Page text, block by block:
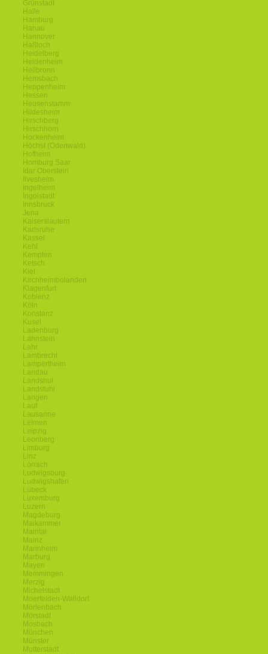
Grünstadt
Halle
Hamburg
Hanau
Hannover
Haßloch
Heidelberg
Heidenheim
Heilbronn
Hemsbach
Heppenheim
Hessen
Heusenstamm
Hildesheim
Hirschberg
Hirschhorn
Hockenheim
Höchst (Odenwald)
Hofheim
Homburg Saar
Idar Oberstein
Ilvesheim
Ingelheim
Ingolstadt
Innsbruck
Jena
Kaiserslautern
Karlsruhe
Kassel
Kehl
Kempten
Ketsch
Kiel
Kirchheimbolanden
Klagenfurt
Koblenz
Köln
Konstanz
Kusel
Ladenburg
Lahnstein
Lahr
Lambrecht
Lampertheim
Landau
Landshut
Landstuhl
Langen
Lauf
Lausanne
Leimen
Leipzig
Leonberg
Limburg
Linz
Lörrach
Ludwigsburg
Ludwigshafen
Lübeck
Luxemburg
Luzern
Magdeburg
Maikammer
Maintal
Mainz
Mannheim
Marburg
Mayen
Memmingen
Merzig
Michelstadt
Moerfelden-Walldorf
Mörlenbach
Mörstadt
Mosbach
München
Münster
Mutterstadt